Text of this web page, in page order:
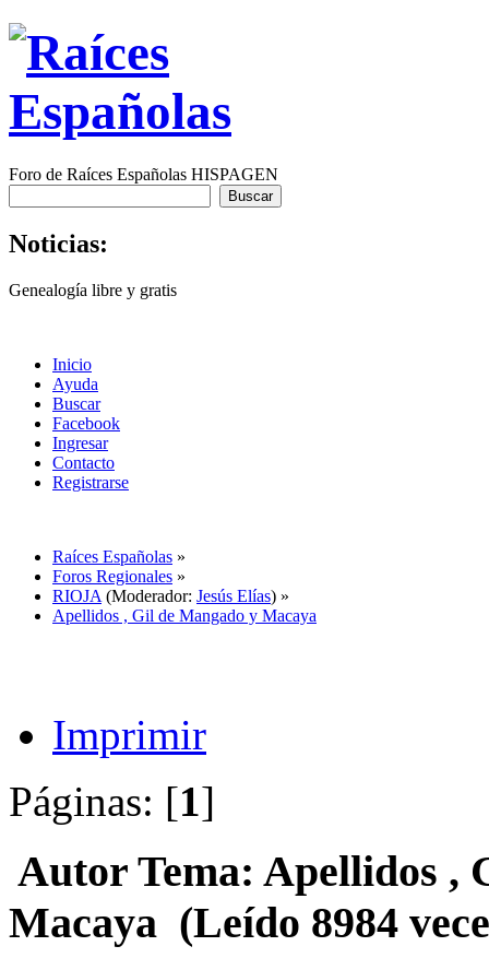
Foro de Raíces Españolas HISPAGEN
Noticias:
Genealogía libre y gratis
Inicio
Ayuda
Buscar
Facebook
Ingresar
Contacto
Registrarse
Raíces Españolas »
Foros Regionales »
RIOJA (Moderador: Jesús Elías) »
Apellidos , Gil de Mangado y Macaya
Imprimir
Páginas: [1]
Autor Tema: Apellidos ,
Macaya (Leído 8984